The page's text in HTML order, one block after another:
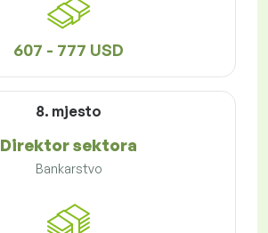
607 - 777 USD
8. mjesto
Direktor sektora
Bankarstvo